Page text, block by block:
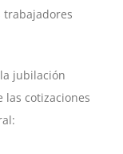
trabajadores
jubilación
las cotizaciones